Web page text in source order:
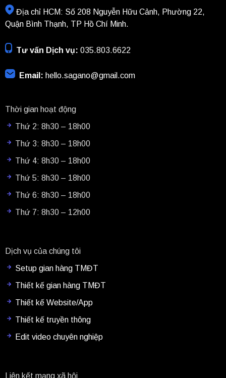
Địa chỉ HCM: Số 208 Nguyễn Hữu Cảnh, Phường 22,
Quận Bình Thạnh, TP Hồ Chí Minh.
Tư vấn Dịch vụ: 035.803.6622
Email: hello.sagano@gmail.com
Thời gian hoạt động
Thứ 2: 8h30 – 18h00
Thứ 3: 8h30 – 18h00
Thứ 4: 8h30 – 18h00
Thứ 5: 8h30 – 18h00
Thứ 6: 8h30 – 18h00
Thứ 7: 8h30 – 12h00
Dịch vụ của chúng tôi
Setup gian hàng TMĐT
Thiết kế gian hàng TMĐT
Thiết kế Website/App
Thiết kế truyền thông
Edit video chuyên nghiệp
Liên kết mạng xã hội